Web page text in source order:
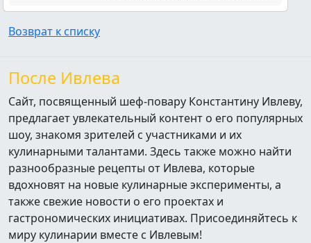
Возврат к списку
После Ивлева
Сайт, посвященный шеф-повару Константину Ивлеву,
предлагает увлекательный контент о его популярных
шоу, знакомя зрителей с участниками и их
кулинарными талантами. Здесь также можно найти
разнообразные рецепты от Ивлева, которые
вдохновят на новые кулинарные эксперименты, а
также свежие новости о его проектах и
гастрономических инициативах. Присоединяйтесь к
миру кулинарии вместе с Ивлевым!